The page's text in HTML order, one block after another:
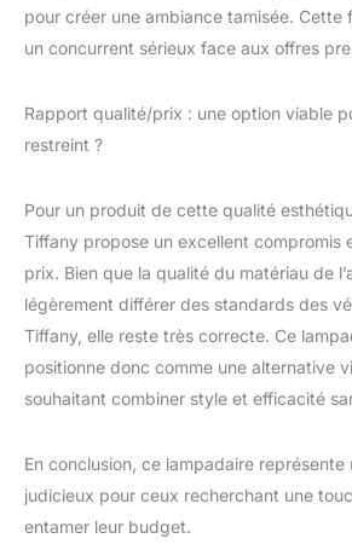
parfait
pour créer une ambiance tamisée. Cette
un concurrent sérieux face aux offres
Rapport qualité/prix : une option viable
restreint ?
Pour un produit de cette qualité
Tiffany propose un excellent compromis
prix. Bien que la qualité du matériau de
légèrement différer des standards des
Tiffany, elle reste très correcte. Ce
positionne donc comme une alternative
souhaitant combiner style et efficacité
En conclusion, ce lampadaire représente
judicieux pour ceux recherchant une
entamer leur budget.